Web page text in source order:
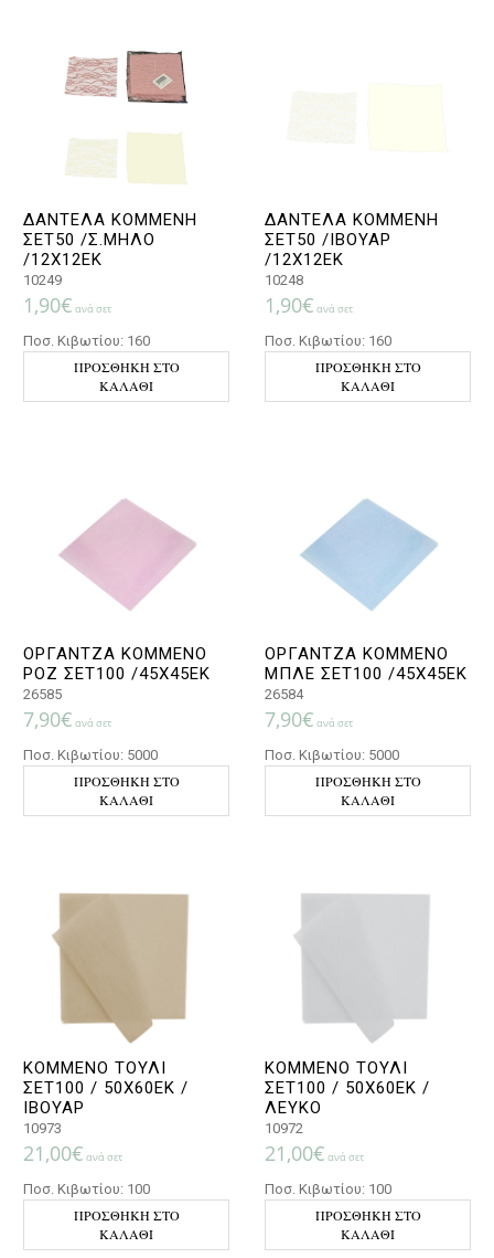
ΔΑΝΤΕΛΑ ΚΟΜΜΕΝΗ
ΣΕΤ50 /Σ.ΜΗΛΟ
/12Χ12ΕΚ
10249
1,90€ ανά σετ
Ποσ. Κιβωτίου: 160
ΠΡΟΣΘΉΚΗ ΣΤΟ
ΚΑΛΆΘΙ
ΔΑΝΤΕΛΑ ΚΟΜΜΕΝΗ
ΣΕΤ50 /ΙΒΟΥΑΡ
/12Χ12ΕΚ
10248
1,90€ ανά σετ
Ποσ. Κιβωτίου: 160
ΠΡΟΣΘΉΚΗ ΣΤΟ
ΚΑΛΆΘΙ
ΟΡΓΑΝΤΖΑ ΚΟΜΜΕΝΟ
ΡΟΖ ΣΕΤ100 /45Χ45ΕΚ
26585
7,90€ ανά σετ
Ποσ. Κιβωτίου: 5000
ΠΡΟΣΘΉΚΗ ΣΤΟ
ΚΑΛΆΘΙ
ΟΡΓΑΝΤΖΑ ΚΟΜΜΕΝΟ
ΜΠΛΕ ΣΕΤ100 /45Χ45ΕΚ
26584
7,90€ ανά σετ
Ποσ. Κιβωτίου: 5000
ΠΡΟΣΘΉΚΗ ΣΤΟ
ΚΑΛΆΘΙ
ΚΟΜΜΕΝΟ ΤΟΥΛΙ
ΣΕΤ100 / 50X60ΕΚ /
ΙΒΟΥΑΡ
10973
21,00€ ανά σετ
Ποσ. Κιβωτίου: 100
ΠΡΟΣΘΉΚΗ ΣΤΟ
ΚΑΛΆΘΙ
ΚΟΜΜΕΝΟ ΤΟΥΛΙ
ΣΕΤ100 / 50X60ΕΚ /
ΛΕΥΚΟ
10972
21,00€ ανά σετ
Ποσ. Κιβωτίου: 100
ΠΡΟΣΘΉΚΗ ΣΤΟ
ΚΑΛΆΘΙ